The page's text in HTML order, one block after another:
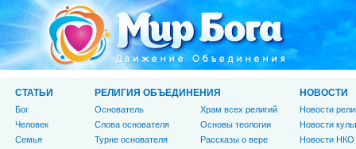
СТАТЬИ
Бог
Человек
Cемья
РЕЛИГИЯ ОБЪЕДИНЕНИЯ
Основатель
Слова основателя
Турне основателя
Храм всех религий
Основы теологии
Рассказы о вере
НОВОСТИ
Новости
Новости
Новости НКО